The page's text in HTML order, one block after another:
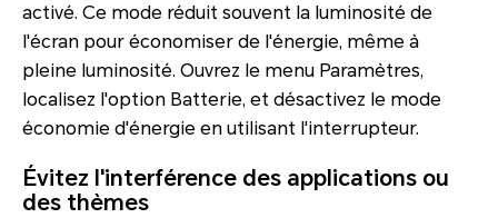
activé. Ce mode réduit souvent la luminosité de
l'écran pour économiser de l'énergie, même à
pleine luminosité. Ouvrez le menu Paramètres,
localisez l'option Batterie, et désactivez le mode
économie d'énergie en utilisant l'interrupteur.
Évitez l'interférence des applications ou
des thèmes